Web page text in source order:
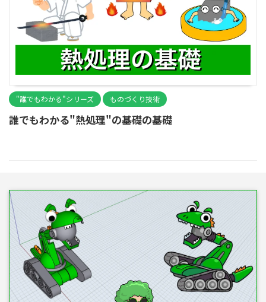
"誰でもわかる"シリーズ ものづくり技術
誰でもわかる"熱処理"の基礎の基礎